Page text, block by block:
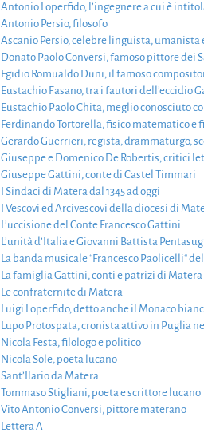
Antonio Loperfido, l’ingegnere a cui è
Antonio Persio, filosofo
Ascanio Persio, celebre linguista, umanista
Donato Paolo Conversi, famoso pittore dei
Egidio Romualdo Duni, il famoso
Eustachio Fasano, tra i fautori dell’eccidio
Eustachio Paolo Chita, meglio conosciuto
Ferdinando Tortorella, fisico matematico e
Gerardo Guerrieri, regista, drammaturgo,
Giuseppe e Domenico De Robertis, critici
Giuseppe Gattini, conte di Castel Timmari
I Sindaci di Matera dal 1345 ad oggi
I Vescovi ed Arcivescovi della diocesi di
L’uccisione del Conte Francesco Gattini
L’unità d’Italia e Giovanni Battista
La banda musicale “Francesco Paolicelli“
La famiglia Gattini, conti e patrizi di Matera
Le confraternite di Matera
Luigi Loperfido, detto anche il Monaco
Lupo Protospata, cronista attivo in Puglia
Nicola Festa, filologo e politico
Nicola Sole, poeta lucano
Sant’Ilario da Matera
Tommaso Stigliani, poeta e scrittore lucano
Vito Antonio Conversi, pittore materano
Lettera A